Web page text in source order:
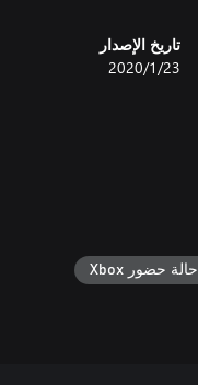
تاريخ الإصدار
23‏/1‏/2020
حالة حضور Xbox